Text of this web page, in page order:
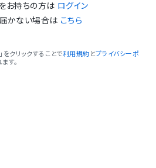
お持ちの方は ログイン
かない場合は こちら
をクリックすることで利用規約 とプライバシーポ
す。